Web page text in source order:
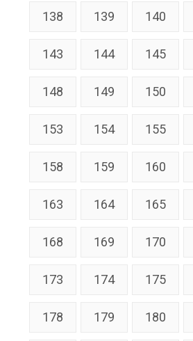
138 139 140
143 144 145
148 149 150
153 154 155
158 159 160
163 164 165
168 169 170
173 174 175
178 179 180